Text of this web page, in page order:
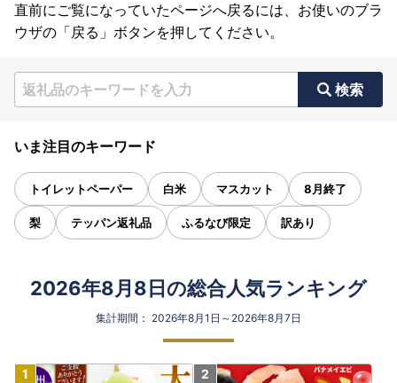
直前にご覧になっていたページへ戻るには、お使いのブラ
ウザの「戻る」ボタンを押してください。
検索
いま注目のキーワード
トイレットペーパー 白米 マスカット 8月終了
梨 テッパン返礼品 ふるなび限定 訳あり
2026年8月8日の総合人気ランキング
集計期間： 2026年8月1日～2026年8月7日